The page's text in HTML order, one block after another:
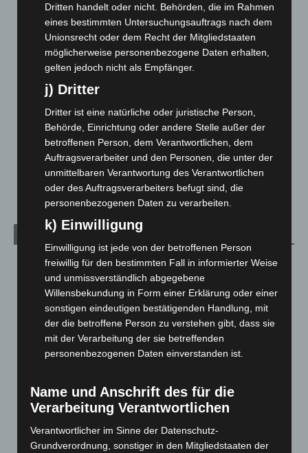
Blaulicht
2.799
Corona-News
Hannover und Region
5.037
Langenhagen und Ortsteile
Leserbriefe
Menschen
Über uns
Veranstaltungen
1.887
1.270
August 2026 (12)
Juli 2026 (73)
Juni 2026(139)
Mai 2026(99)
(99)
Februar 2026(109)
Januar 2026(122)
Dezember 2025(103)
November 2025(114)
Dritten handelt oder nicht. Behörden, die im Rahmen
eines bestimmten Untersuchungsauftrags nach dem
Unionsrecht oder dem Recht der Mitgliedstaaten
möglicherweise personenbezogene Daten erhalten,
gelten jedoch nicht als Empfänger.
j) Dritter
Dritter ist eine natürliche oder juristische Person,
Behörde, Einrichtung oder andere Stelle außer der
betroffenen Person, dem Verantwortlichen, dem
Auftragsverarbeiter und den Personen, die unter der
unmittelbaren Verantwortung des Verantwortlichen
oder des Auftragsverarbeiters befugt sind, die
personenbezogenen Daten zu verarbeiten.
k) Einwilligung
Einwilligung ist jede von der betroffenen Person
freiwillig für den bestimmten Fall in informierter Weise
und unmissverständlich abgegebene
Willensbekundung in Form einer Erklärung oder einer
sonstigen eindeutigen bestätigenden Handlung, mit
der die betroffene Person zu verstehen gibt, dass sie
mit der Verarbeitung der sie betreffenden
personenbezogenen Daten einverstanden ist.
Name und Anschrift des für die
Verarbeitung Verantwortlichen
Verantwortlicher im Sinne der Datenschutz-
Grundverordnung, sonstiger in den Mitgliedstaaten der